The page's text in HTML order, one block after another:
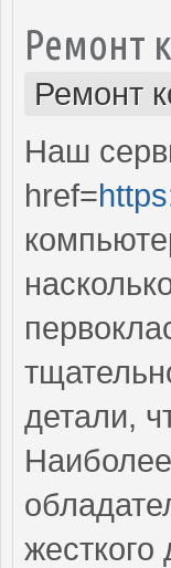
Ремонт
Ремонт
Наш
href=
детали,